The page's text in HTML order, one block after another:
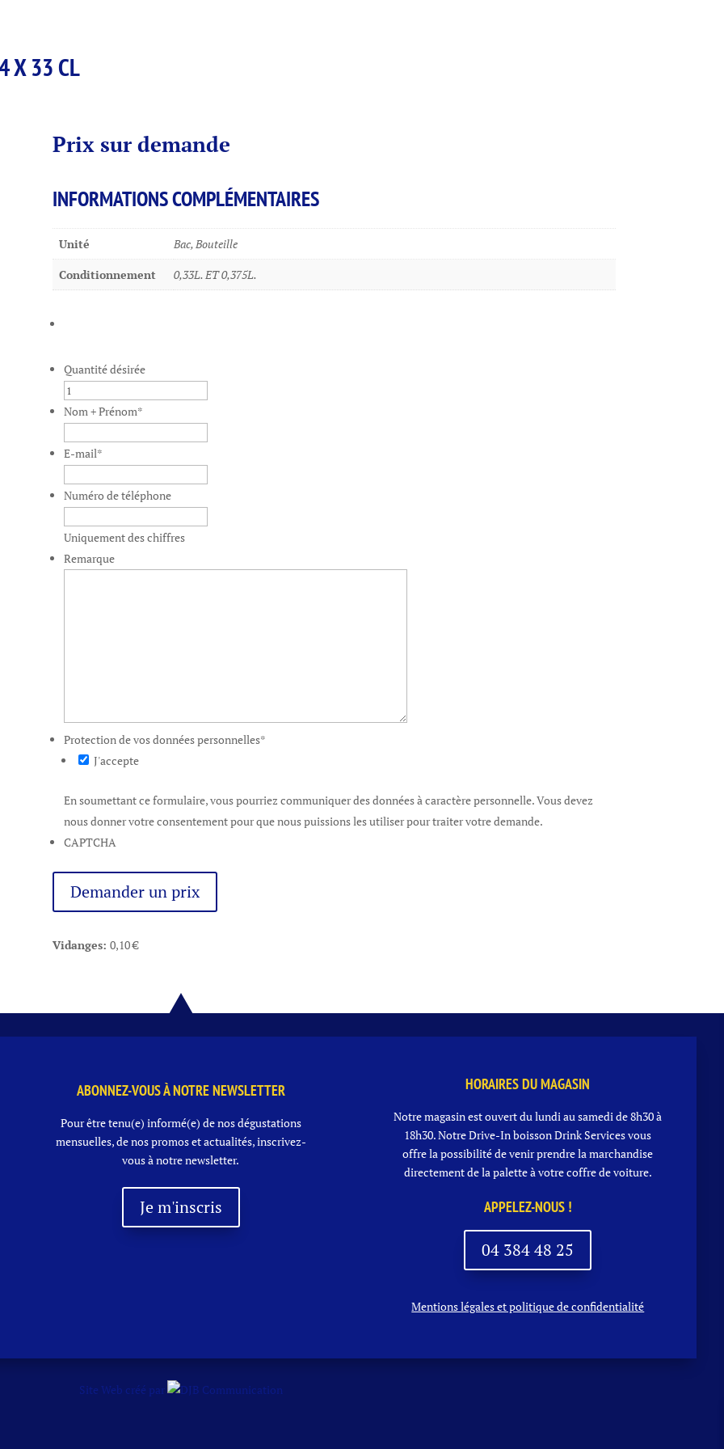
X 33 CL
Prix sur demande
INFORMATIONS COMPLÉMENTAIRES
Unité
Bac, Bouteille
Conditionnement
0,33L. ET 0,375L.
Quantité désirée
Nom + Prénom*
E-mail*
Numéro de téléphone
Uniquement des chiffres
Remarque
Protection de vos données personnelles*
J'accepte
En soumettant ce formulaire, vous pourriez communiquer des données à caractère personnelle. Vous devez
nous donner votre consentement pour que nous puissions les utiliser pour traiter votre demande.
CAPTCHA
Demander un prix
Vidanges: 0,10€
ABONNEZ-VOUS À NOTRE NEWSLETTER
Pour être tenu(e) informé(e) de nos dégustations
mensuelles, de nos promos et actualités, inscrivez-
vous à notre newsletter.
Je m'inscris
HORAIRES DU MAGASIN
Notre magasin est ouvert du lundi au samedi de 8h30 à
18h30. NotreDrive-In boissonDrink Services vous
offre la possibilité de venir prendre la marchandise
directement de la palette à votre coffre de voiture.
APPELEZ-NOUS !
04 384 48 25
Mentions légales et politique de confidentialité
Site Web créé par